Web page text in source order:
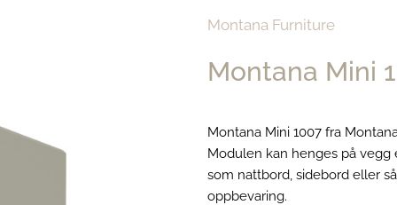
Montana Furniture
Montana Mini
Montana Mini 1007 fra
Modulen kan henges på vegg
som nattbord, sidebord eller
oppbevaring.